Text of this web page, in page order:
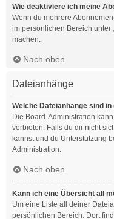
Wie deaktiviere ich meine
Wenn du mehrere
im persönlichen Bereich unter
machen.
Nach oben
Dateianhänge
Welche Dateianhänge sind
Die Board-Administration
verbieten. Falls du dir nicht
kannst und du Unterstützung
Administration.
Nach oben
Kann ich eine Übersicht all
Um eine Liste all deiner
persönlichen Bereich. Dort